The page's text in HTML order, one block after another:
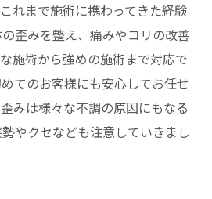
れまで施術に携わってきた経験
歪みを整え、痛みやコリの改善
施術から強めの施術まで対応で
てのお客様にも安心してお任せ
みは様々な不調の原因にもなる
やクセなども注意していきまし